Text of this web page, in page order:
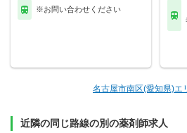
※お問い合わせください
名古屋市南区(愛知県)エ
近隣の同じ路線の別の薬剤師求人